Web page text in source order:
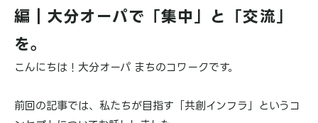
お知らせ
編｜大分オーパで「集中」と「交流」
を。
こんにちは！大分オーパ まちのコワークです。
前回の記事では、私たちが目指す「共創インフラ」というコ